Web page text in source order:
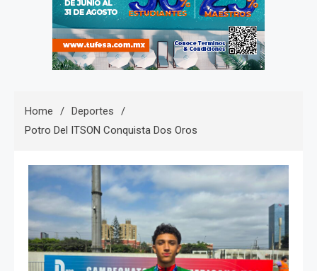
Home
Deportes
Potro Del ITSON Conquista Dos Oros